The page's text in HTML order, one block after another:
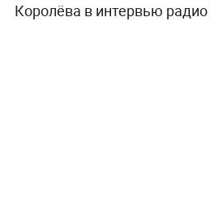
Королёва в интервью радио